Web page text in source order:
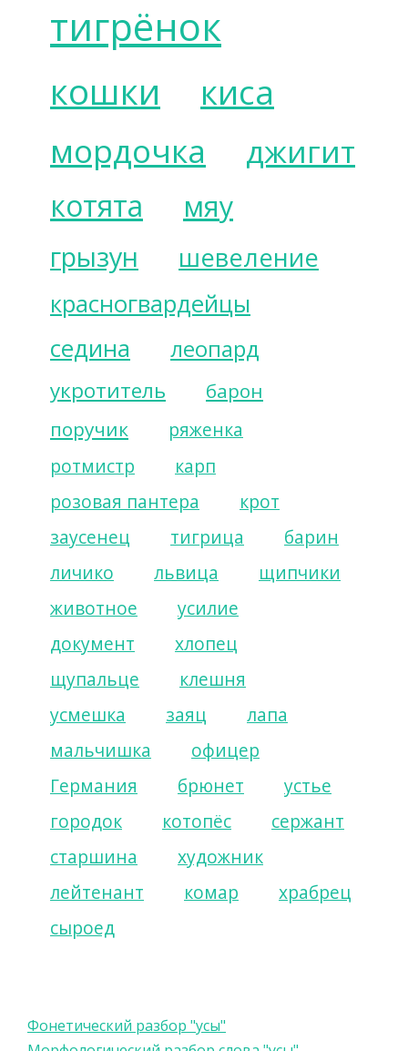
тигрёнок
кошки киса
мордочка джигит
котята мяу
грызун шевеление
красногвардейцы
седина
леопард
укротитель
барон
поручик
ряженка
ротмистр
карп
розовая пантера
крот
заусенец
тигрица
барин
личико
львица
щипчики
животное
усилие
документ
хлопец
щупальце
клешня
усмешка
заяц
лапа
мальчишка
офицер
Германия
брюнет
устье
городок
котопёс
сержант
старшина
художник
лейтенант
комар
храбрец
сыроед
Фонетический разбор "усы"